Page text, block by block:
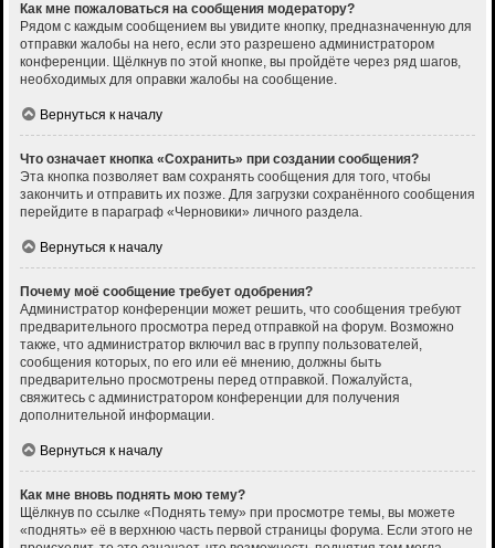
Как мне пожаловаться на сообщения модератору?
Рядом с каждым сообщением вы увидите кнопку, предназначенную для
отправки жалобы на него, если это разрешено администратором
конференции. Щёлкнув по этой кнопке, вы пройдёте через ряд шагов,
необходимых для оправки жалобы на сообщение.
Вернуться к началу
Что означает кнопка «Сохранить» при создании сообщения?
Эта кнопка позволяет вам сохранять сообщения для того, чтобы
закончить и отправить их позже. Для загрузки сохранённого сообщения
перейдите в параграф «Черновики» личного раздела.
Вернуться к началу
Почему моё сообщение требует одобрения?
Администратор конференции может решить, что сообщения требуют
предварительного просмотра перед отправкой на форум. Возможно
также, что администратор включил вас в группу пользователей,
сообщения которых, по его или её мнению, должны быть
предварительно просмотрены перед отправкой. Пожалуйста,
свяжитесь с администратором конференции для получения
дополнительной информации.
Вернуться к началу
Как мне вновь поднять мою тему?
Щёлкнув по ссылке «Поднять тему» при просмотре темы, вы можете
«поднять» её в верхнюю часть первой страницы форума. Если этого не